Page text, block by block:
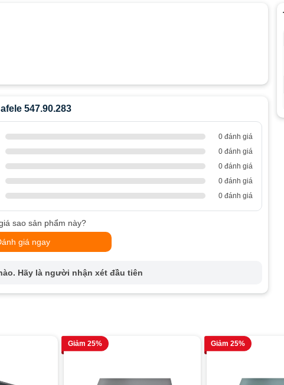
547.90.283
0 đánh giá
0 đánh giá
0 đánh giá
0 đánh giá
0 đánh giá
sao sản phẩm này?
giá ngay
Hãy là người nhận xét đầu tiên
Giảm 25% Giảm 25%